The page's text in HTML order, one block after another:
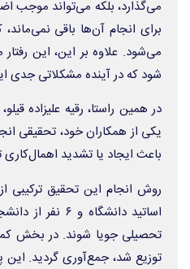
می‌گذارد، بلکه می‌تواند موجب
برای انجام آن‌ها باقی
می‌شود. علاوه بر این، این
شود که در آینده مشکلاتی جدی
در همین راستا، رقیه علیزاده
یکی از همکاران خود، تحقیقی
باعث ایجاد یا تشدید
اساتید
توزیع شد، جمع‌آوری گردید. این